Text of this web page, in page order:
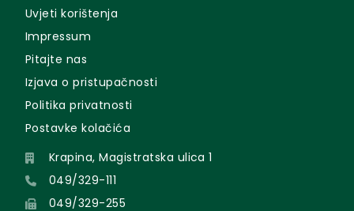
Uvjeti korištenja
Impressum
Pitajte nas
Izjava o pristupačnosti
Politika privatnosti
Postavke kolačića
Krapina, Magistratska ulica 1
049/329-111
049/329-255